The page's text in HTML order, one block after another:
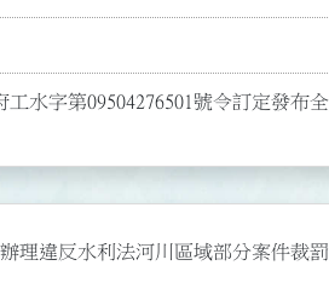
水字第09504276501號令訂定發布
理違反水利法河川區域部分案件裁